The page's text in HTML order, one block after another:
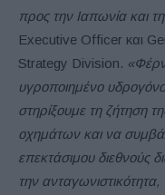
προς την Ιαπωνία και
Executive Officer και
Strategy Division.
υγροποιημένο
στηρίξουμε τη ζήτηση
οχημάτων και να
επεκτάσιμου διεθνούς
την ανταγωνιστικότητα,